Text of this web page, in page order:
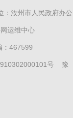
汝州市人民政府办公
运维中心
467599
号 豫